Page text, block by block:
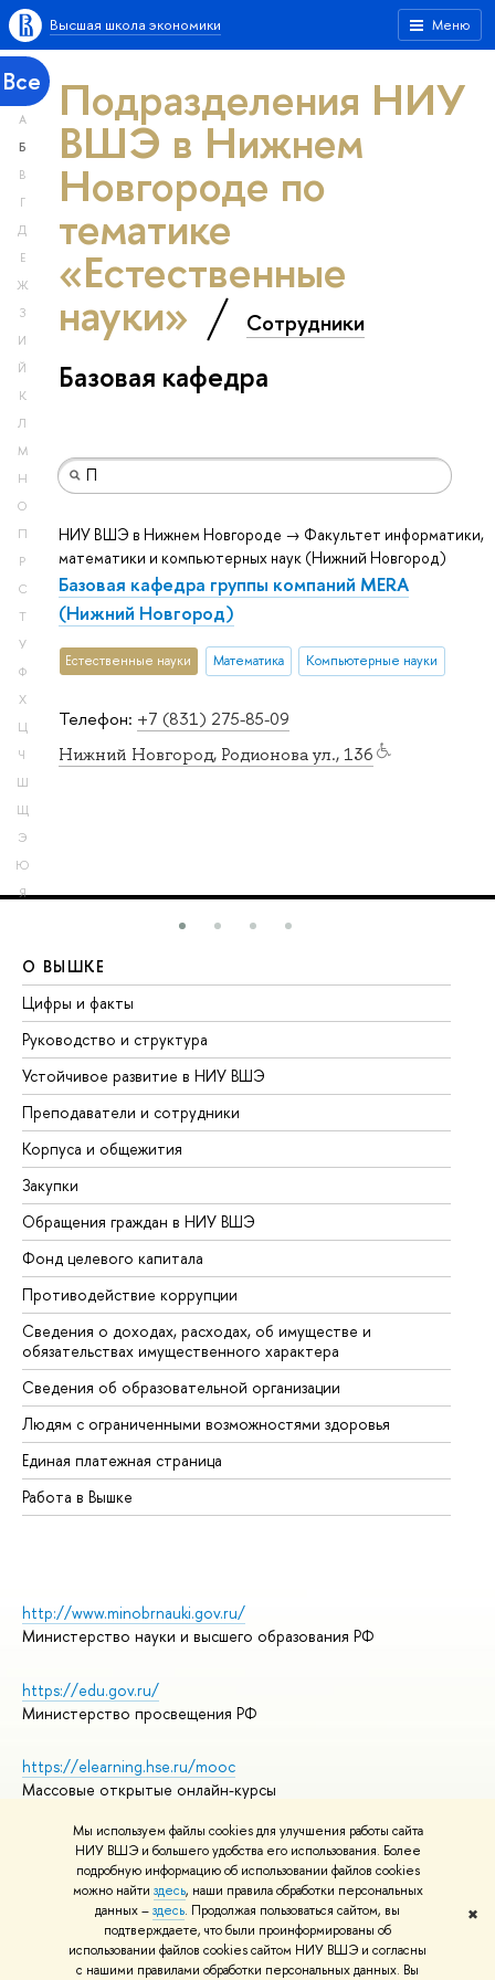
Мы используем файлы cookies для улучшения работы сайта
НИУ ВШЭ и большего удобства его использования. Более
подробную информацию об использовании файлов cookies
можно найти здесь, наши правила обработки персональных
данных –здесь. Продолжая пользоваться сайтом, вы
подтверждаете, что были проинформированы об
использовании файлов cookies сайтом НИУ ВШЭ и согласны
с нашими правилами обработки персональных данных. Вы
✖
Меню
Высшая школа экономики
Все
А
Б
В
Г
Д
Е
Ж
З
И
Й
К
Л
М
Н
О
П
Р
С
Т
У
Ф
Х
Ц
Ч
Ш
Щ
Э
Ю
Я
Подразделения НИУ
ВШЭ в Нижнем
Новгороде по
тематике
«Естественные
науки» Сотрудники
Базовая кафедра
Телефон: +7 (831) 275-85-09
Нижний Новгород, Родионова ул., 136
НИУ ВШЭ в Нижнем Новгороде → Факультет информатики,
математики и компьютерных наук (Нижний Новгород)
Базовая кафедра группы компаний MERA
(Нижний Новгород)
Естественные науки Математика Компьютерные науки
О ВЫШКЕ
Цифры и факты
Руководство и структура
Устойчивое развитие в НИУ ВШЭ
Преподаватели и сотрудники
Корпуса и общежития
Закупки
Обращения граждан в НИУ ВШЭ
Фонд целевого капитала
Противодействие коррупции
Сведения о доходах, расходах, об имуществе и
обязательствах имущественного характера
Сведения об образовательной организации
Людям с ограниченными возможностями здоровья
Единая платежная страница
Работа в Вышке
http://www.minobrnauki.gov.ru/
Министерство науки и высшего образования РФ
https://edu.gov.ru/
Министерство просвещения РФ
https://elearning.hse.ru/mooc
Массовые открытые онлайн-курсы
© НИУ ВШЭ 1993–2026
Адреса и контакты
Условия использования материалов
Политика конфиденциальности
Правила применения рекомендательных технологий в НИУ ВШЭ